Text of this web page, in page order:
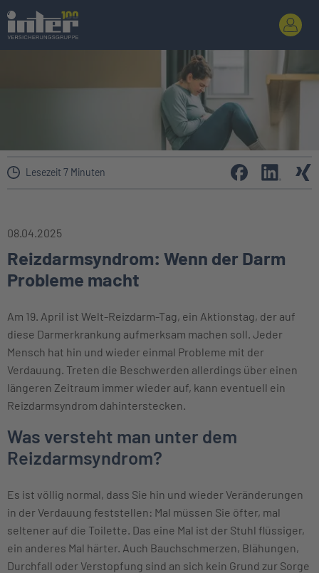
Lesezeit 7 Minuten
08.04.2025
Reizdarmsyndrom: Wenn der Darm
Probleme macht
Am 19. April ist Welt-Reizdarm-Tag, ein Aktionstag, der auf
diese Darmerkrankung aufmerksam machen soll. Jeder
Mensch hat hin und wieder einmal Probleme mit der
Verdauung. Treten die Beschwerden allerdings über einen
längeren Zeitraum immer wieder auf, kann eventuell ein
Reizdarmsyndrom dahinterstecken.
Was versteht man unter dem
Reizdarmsyndrom?
Es ist völlig normal, dass Sie hin und wieder Veränderungen
in der Verdauung feststellen: Mal müssen Sie öfter, mal
seltener auf die Toilette. Das eine Mal ist der Stuhl flüssiger,
ein anderes Mal härter. Auch Bauchschmerzen, Blähungen,
Durchfall oder Verstopfung sind an sich kein Grund zur Sorge